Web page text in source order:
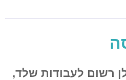
רשום לעבודות שלד,